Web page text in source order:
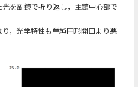
を副鏡で折り返し，主鏡中心部で
，光学特性も単純円形開口より悪